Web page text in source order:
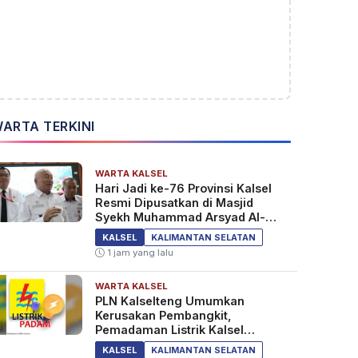
TERKINI
WARTA KALSEL
Hari Jadi ke-76 Provinsi Kalsel
Resmi Dipusatkan di Masjid
Syekh Muhammad Arsyad Al-
Banjari
KALSEL
KALIMANTAN SELATAN
1 jam yang lalu
WARTA KALSEL
PLN Kalselteng Umumkan
Kerusakan Pembangkit,
Pemadaman Listrik Kalsel
Diperpanjang?
KALSEL KALIMANTAN SELATAN